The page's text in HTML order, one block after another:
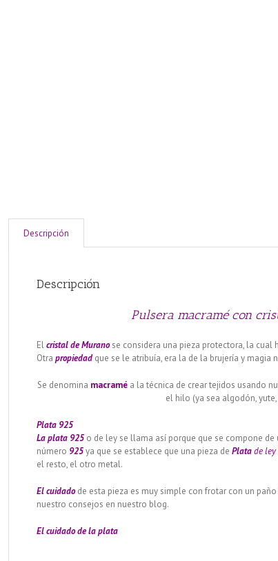
Descripción
Descripción
Pulsera macramé con
Elcristal deMuranose considera una pieza protectora, la cual
Otrapropiedad que se le atribuía, era la de la brujería y magia
Se denomina macramé a la técnica de crear tejidos usando
el hilo (ya sea algodón,
Plata 925
La plata 925o de ley se llama así porque que se compone de
número 925ya que se establece que una pieza dePlatade ley
el resto, el otro metal.
El cuidadode esta pieza es muy simple con frotar con un
nuestro consejos en nuestro blog.
El cuidado dela plata